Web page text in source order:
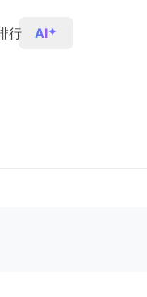
行 AI